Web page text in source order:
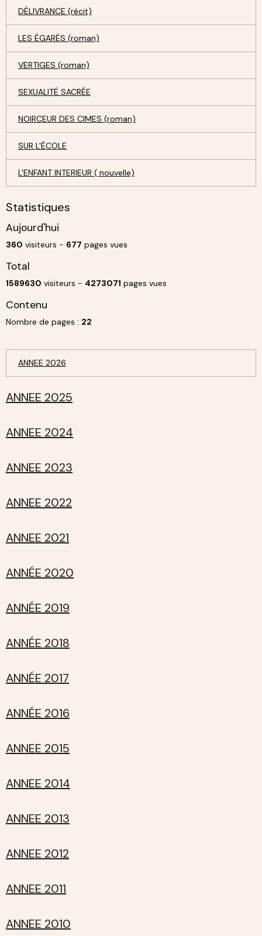
DÉLIVRANCE (récit)
LES ÉGARÉS (roman)
VERTIGES (roman)
SEXUALITÉ SACRÉE
NOIRCEUR DES CIMES (roman)
SUR L'ÉCOLE
L'ENFANT INTERIEUR ( nouvelle)
Statistiques
Aujourd'hui
360 visiteurs - 677 pages vues
Total
1589630 visiteurs - 4273071 pages vues
Contenu
Nombre de pages : 22
ANNEE 2026
ANNEE 2025
ANNEE 2024
ANNEE 2023
ANNEE 2022
ANNEE 2021
ANNÉE 2020
ANNÉE 2019
ANNÉE 2018
ANNÉE 2017
ANNÉE 2016
ANNEE 2015
ANNEE 2014
ANNEE 2013
ANNEE 2012
ANNEE 2011
ANNEE 2010